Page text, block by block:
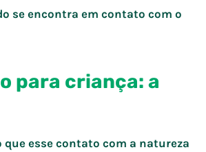
se encontra em contato com o
para criança: a
que esse contato com a natureza